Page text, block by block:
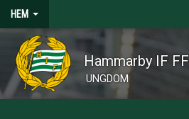
HEM
Hammarby IF FF
UNGDOM